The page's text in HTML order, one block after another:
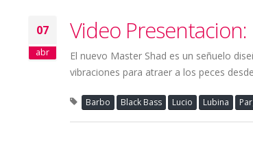
07
abr
Video
El nuevo Master Shad es un señuelo
vibraciones para atraer a los peces
Barbo Black Bass Lucio Lubina